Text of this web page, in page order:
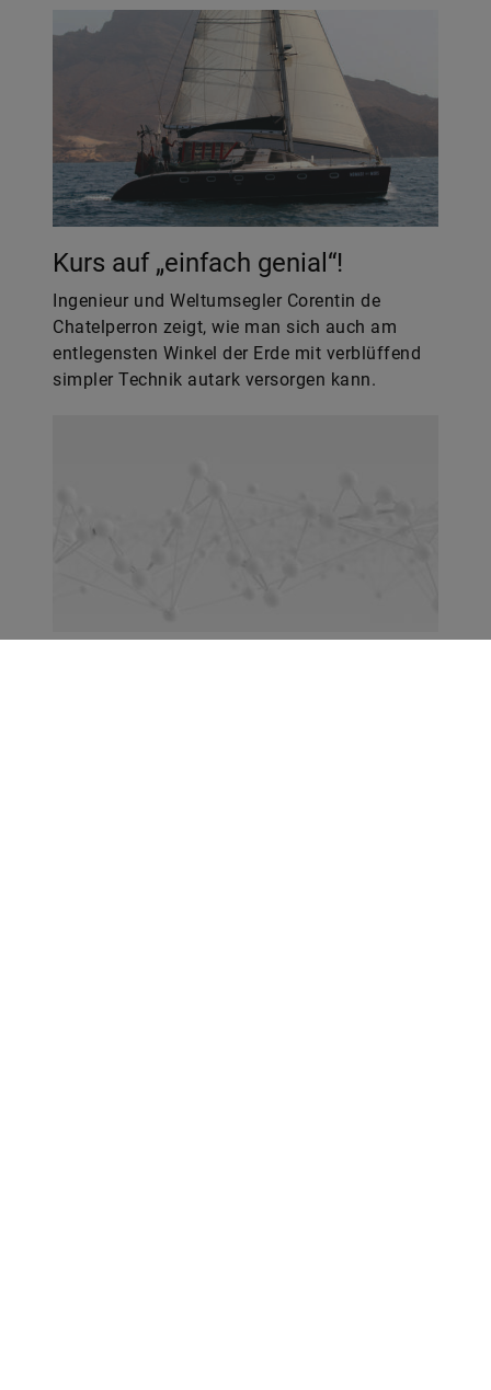
Kurs auf „einfach genial“!
Ingenieur und Weltumsegler Corentin de
Chatelperron zeigt, wie man sich auch am
entlegensten Winkel der Erde mit verblüffend
simpler Technik autark versorgen kann.